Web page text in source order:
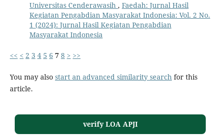
Universitas Cenderawasih , Faedah: Jurnal Hasil
Kegiatan Pengabdian Masyarakat Indonesia: Vol. 2 No.
1 (2024): Jurnal Hasil Kegiatan Pengabdian
Masyarakat Indonesia
<< < 2 3 4 5 6 7 8 > >>
You may also start an advanced similarity searchfor this
article.
verify LOA APJI